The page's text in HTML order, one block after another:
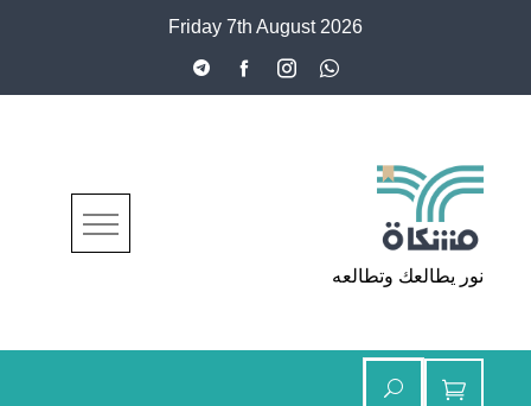
Friday 7th August 2026
مشكاة
نور يطالعك وتطالعه